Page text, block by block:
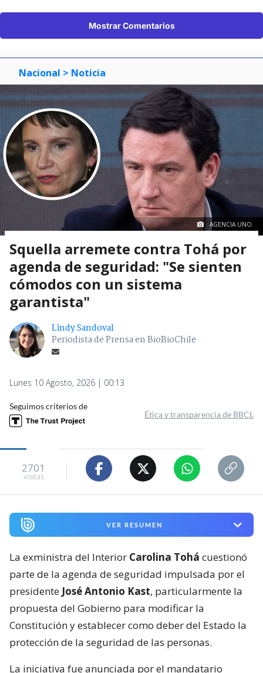
Mostrar Comentarios
Nacional > Noticia
AGENCIA UNO.
Squella arremete contra Tohá por
agenda de seguridad: "Se sienten
cómodos con un sistema
garantista"
Lindy Sandoval
Periodista de Prensa en BioBioChile
Lunes 10 Agosto, 2026 | 00:13
Seguimos criterios de
Ética y transparencia de BBCL
2701
visitas
VER RESUMEN
La exministra del Interior Carolina Tohá cuestionó
parte de la agenda de seguridad impulsada por el
presidente José Antonio Kast, particularmente la
propuesta del Gobierno para modificar la
Constitución y establecer como deber del Estado la
protección de la seguridad de las personas.
La iniciativa fue anunciada por el mandatario